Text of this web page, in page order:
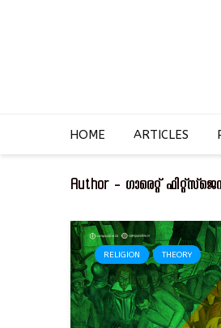
HOME ARTICLES
Author - ഗാരെറ്റ്
RELIGION THEORY